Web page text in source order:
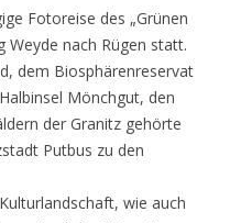
Fotoreise des „Grünen
Weyde nach Rügen statt.
dem Biosphärenreservat
Mönchgut, den
der Granitz gehörte
Putbus zu den
wie auch